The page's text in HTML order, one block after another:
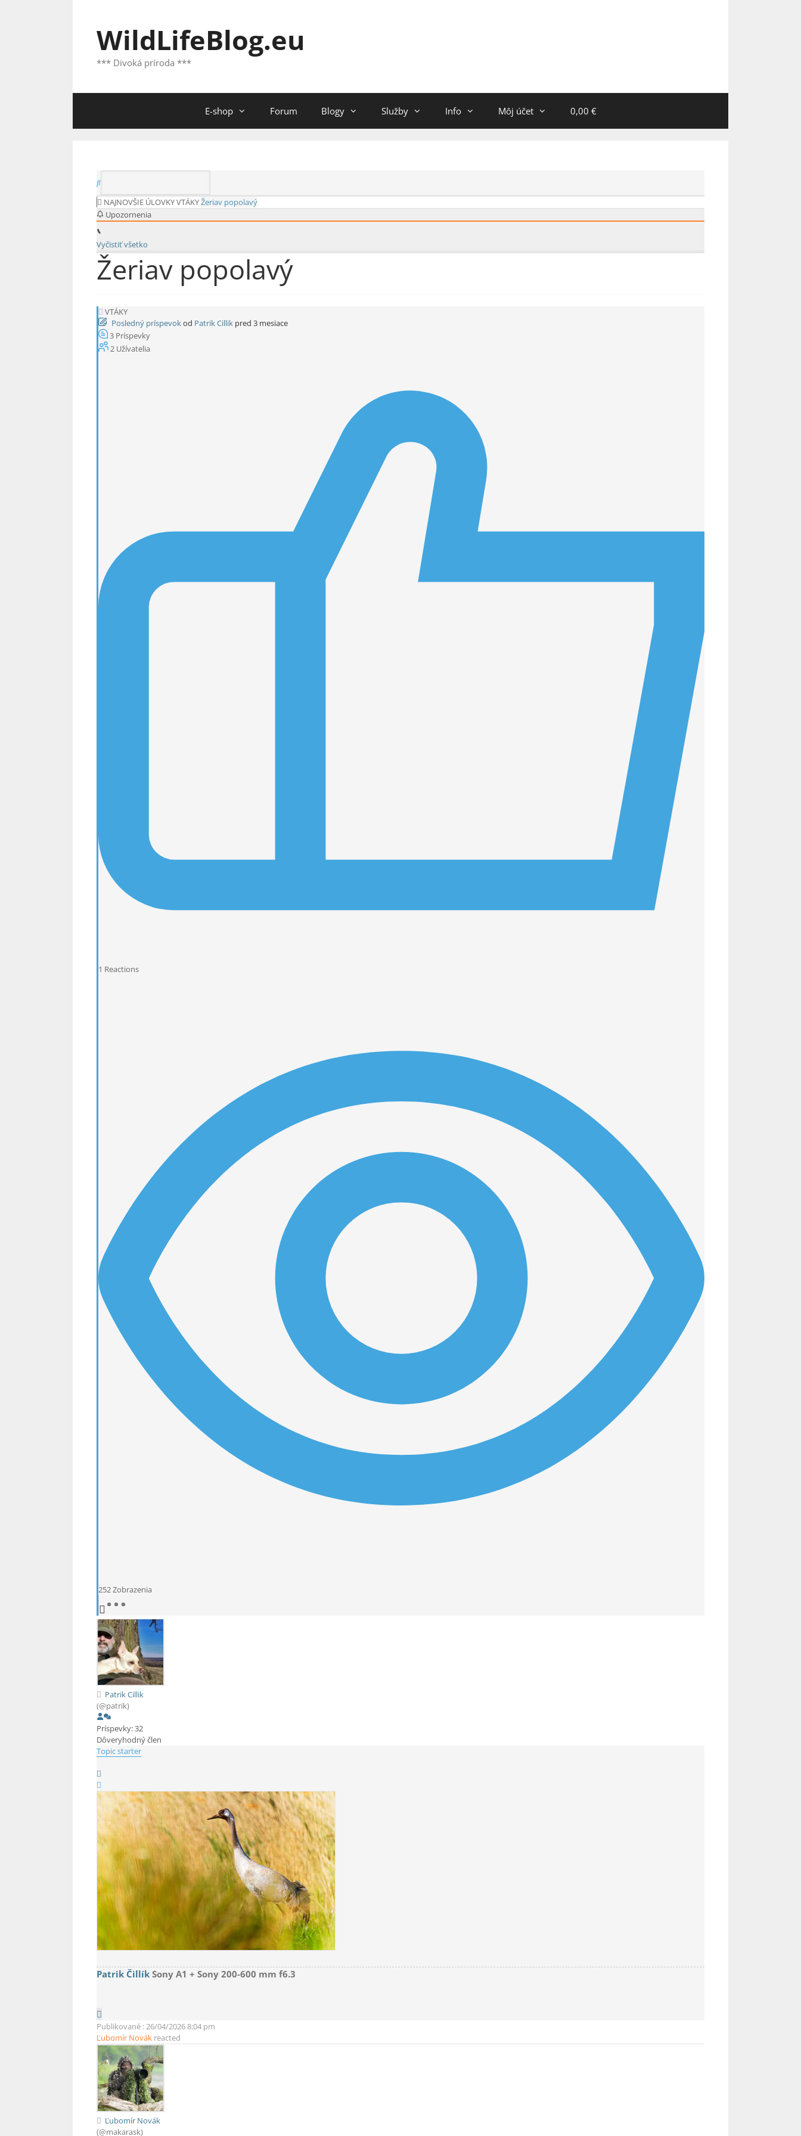
WildLifeBlog.eu
*** Divoká príroda ***
E-shop Forum Blogy Služby Info Môj účet 0,00 €
NAJNOVŠIE ÚLOVKYVTÁKYŽeriav popolavý
Upozornenia
Vyčistiť všetko
Žeriav popolavý
VTÁKY
Posledný príspevokod Patrik Cillik pred 3 mesiace
3 Príspevky
2 Užívatelia
1 Reactions
252Zobrazenia
Patrik Cillik
(@patrik)
Príspevky: 32
Dôveryhodný člen
Topic starter
Patrik Čillík Sony A1 + Sony 200-600 mm f6.3
Publikované : 26/04/2026 8:04 pm
Ľubomír Novák reacted
Ľubomír Novák
(@makarask)